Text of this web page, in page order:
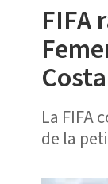
FIFA
La FIFA
de la